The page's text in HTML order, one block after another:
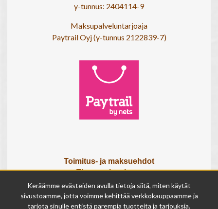
y-tunnus: 2404114-9
Maksupalveluntarjoaja
Paytrail Oyj (y-tunnus 2122839-7)
Toimitus- ja maksuehdot
Tietosuojaseloste
Tietoa meistä
Osta lahjakortti
Tilauksen peruutuslomake
Keräämme evästeiden avulla tietoja siitä, miten käytät
sivustoamme, jotta voimme kehittää verkkokauppaamme ja
tarjota sinulle entistä parempia tuotteita ja tarjouksia.